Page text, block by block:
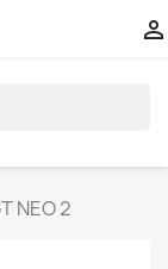

NEO 2